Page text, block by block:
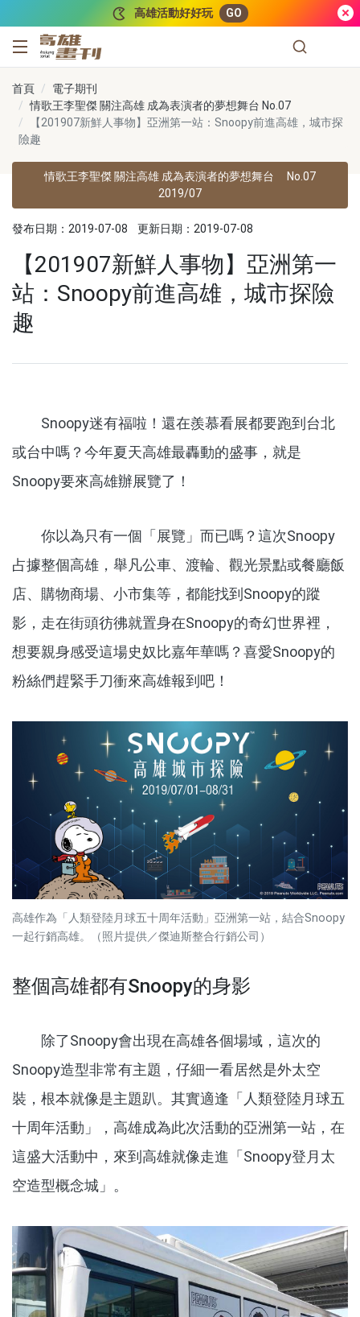
高雄活動好好玩 GO
高雄畫刊
首頁
電子期刊
情歌王李聖傑 關注高雄 成為表演者的夢想舞台 No.07
【201907新鮮人事物】亞洲第一站：Snoopy前進高雄，城市探
險趣
情歌王李聖傑 關注高雄 成為表演者的夢想舞台
No.07
2019/07
發布日期：2019-07-08 更新日期：2019-07-08
【201907新鮮人事物】亞洲第一
站：Snoopy前進高雄，城市探險
趣
Snoopy迷有福啦！還在羨慕看展都要跑到台北
或台中嗎？今年夏天高雄最轟動的盛事，就是
Snoopy要來高雄辦展覽了！
你以為只有一個「展覽」而已嗎？這次Snoopy
占據整個高雄，舉凡公車、渡輪、觀光景點或餐廳飯
店、購物商場、小市集等，都能找到Snoopy的蹤
影，走在街頭彷彿就置身在Snoopy的奇幻世界裡，
想要親身感受這場史奴比嘉年華嗎？喜愛Snoopy的
粉絲們趕緊手刀衝來高雄報到吧！
高雄作為「人類登陸月球五十周年活動」亞洲第一站，結合Snoopy
一起行銷高雄。（照片提供／傑迪斯整合行銷公司）
整個高雄都有Snoopy的身影
除了Snoopy會出現在高雄各個場域，這次的
Snoopy造型非常有主題，仔細一看居然是外太空
裝，根本就像是主題趴。其實適逢「人類登陸月球五
十周年活動」，高雄成為此次活動的亞洲第一站，在
這盛大活動中，來到高雄就像走進「Snoopy登月太
空造型概念城」。